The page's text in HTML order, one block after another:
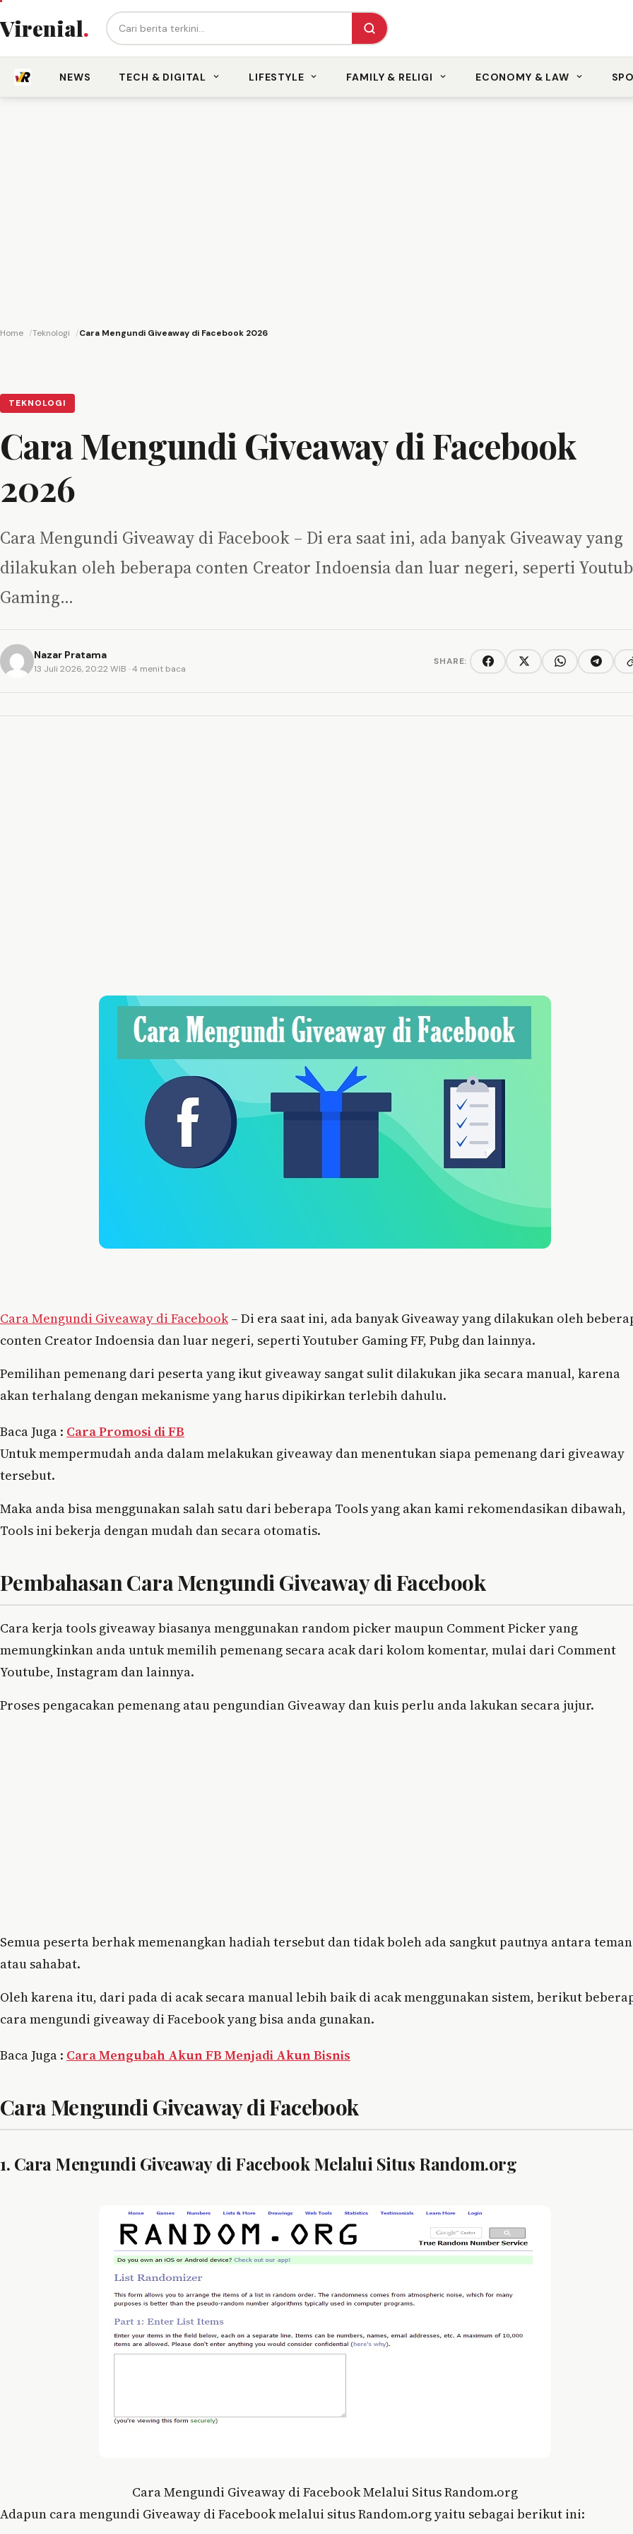
Virenial. Cari berita...
NEWS TECH & DIGITAL LIFESTYLE FAMILY & RELIGI ECONOMY & LAW
Home Teknologi Cara Mengundi Giveaway di Facebook 2026
TEKNOLOGI
Cara Mengundi Giveaway di Facebook
2026
Cara Mengundi Giveaway di Facebook – Di era saat ini, ada banyak Giveaway yang
dilakukan oleh beberapa conten Creator Indoensia dan luar negeri, seperti
Gaming…
Nazar Pratama
13 Juli 2026, 20:22 WIB · 4 menit baca
SHARE: FacebookTwitter/XWhatsAppTelegram
Cara Mengundi Giveaway di Facebook– Di era saat ini, ada banyak Giveaway yang dilakukan oleh
conten Creator Indoensia dan luar negeri, seperti Youtuber Gaming FF, Pubg dan lainnya.
Pemilihan pemenang dari peserta yang ikut giveaway sangat sulit dilakukan jika secara manual, karena
akan terhalang dengan mekanisme yang harus dipikirkan terlebih dahulu.
Baca Juga : Cara Promosi di FB
Untuk mempermudah anda dalam melakukan giveaway dan menentukan siapa pemenang dari giveaway
tersebut.
Maka anda bisa menggunakan salah satu dari beberapa Tools yang akan kami rekomendasikan dibawah,
Tools ini bekerja dengan mudah dan secara otomatis.
Pembahasan Cara Mengundi Giveaway di Facebook
Cara kerja tools giveaway biasanya menggunakan random picker maupun Comment Picker yang
memungkinkan anda untuk memilih pemenang secara acak dari kolom komentar, mulai dari Comment
Youtube, Instagram dan lainnya.
Proses pengacakan pemenang atau pengundian Giveaway dan kuis perlu anda lakukan secara jujur.
Semua peserta berhak memenangkan hadiah tersebut dan tidak boleh ada sangkut pautnya antara teman
atau sahabat.
Oleh karena itu, dari pada di acak secara manual lebih baik di acak menggunakan sistem, berikut
cara mengundi giveaway di Facebook yang bisa anda gunakan.
Baca Juga : Cara Mengubah Akun FB Menjadi Akun Bisnis
Cara Mengundi Giveaway di Facebook
1. Cara Mengundi Giveaway di Facebook Melalui Situs Random.org
Cara Mengundi Giveaway di Facebook Melalui Situs Random.org
Adapun cara mengundi Giveaway di Facebook melalui situs Random.org yaitu sebagai berikut ini: